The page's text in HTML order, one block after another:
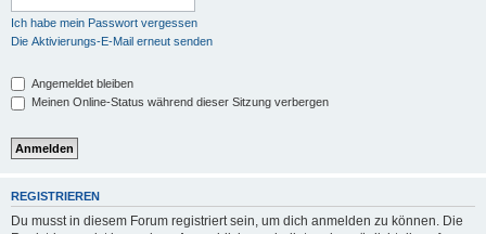
Ich habe mein Passwort vergessen
Die Aktivierungs-E-Mail erneut senden
Angemeldet bleiben
Meinen Online-Status während dieser Sitzung verbergen
REGISTRIEREN
Du musst in diesem Forum registriert sein, um dich anmelden zu können. Die